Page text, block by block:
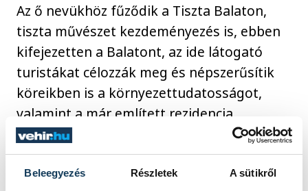
Beleegyezés Részletek A sütikről
Az ő nevükhöz fűződik a Tiszta Balaton,
tiszta művészet kezdeményezés is, ebben
kifejezetten a Balatont, az ide látogató
turistákat célozzák meg és népszerűsítik
köreikben is a környezettudatosságot,
valamint a már említett rezidencia
program is.
Ebben a programban vett részt Selyebi